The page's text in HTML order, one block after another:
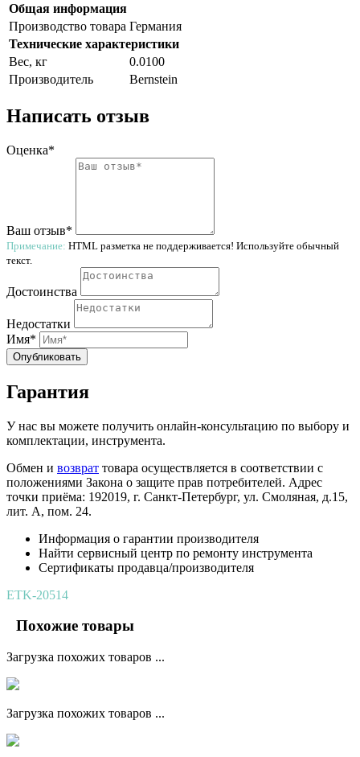
Общая информация
Производство товара Германия
Технические характеристики
Вес, кг
0.0100
Производитель
Bernstein
Написать отзыв
Оценка*
Ваш отзыв*
Примечание: HTML разметка не поддерживается! Используйте обычный
текст.
Достоинства
Недостатки
Имя*
Опубликовать
Гарантия
У нас вы можете получить онлайн-консультацию по выбору и
комплектации, инструмента.
Обмен и возврат товара осуществляется в соответствии с
положениями Закона о защите прав потребителей. Адрес
точки приёма: 192019, г. Санкт-Петербург, ул. Смоляная, д.15,
лит. А, пом. 24.
Информация о гарантии производителя
Найти сервисный центр по ремонту инструмента
Сертификаты продавца/производителя
ETK-20514
Похожие товары
Загрузка похожих товаров ...
Загрузка похожих товаров ...